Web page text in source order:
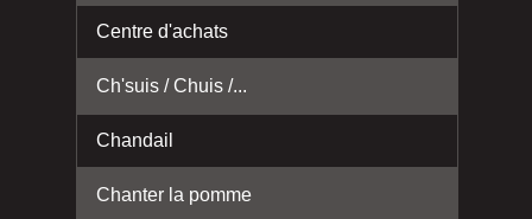
Centre d'achats
Ch'suis / Chuis /...
Chandail
Chanter la pomme